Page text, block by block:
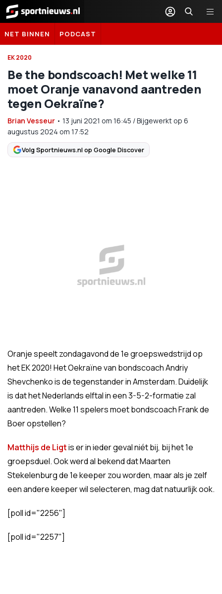
Sportnieuws.nl
NET BINNEN PODCAST
EK 2020
Be the bondscoach! Met welke 11
moet Oranje vanavond aantreden
tegen Oekraïne?
Brian Vesseur • 13 juni 2021 om 16:45 /Bijgewerkt op 6
augustus 2024 om 17:52
Volg Sportnieuws.nl op Google Discover
Oranje speelt zondagavond de 1e groepswedstrijd op
het EK 2020! Het Oekraïne van bondscoach Andriy
Shevchenko is de tegenstander in Amsterdam. Duidelijk
is dat het Nederlands elftal in een 3-5-2-formatie zal
aantreden. Welke 11 spelers moet bondscoach Frank de
Boer opstellen?
Matthijs de Ligtis er in ieder geval niét bij, bij het 1e
groepsduel. Ook werd al bekend dat Maarten
Stekelenburg de 1e keeper zou worden, maar als je zelf
een andere keeper wil selecteren, mag dat natuurlijk ook.
[poll id="2256"]
[poll id="2257"]